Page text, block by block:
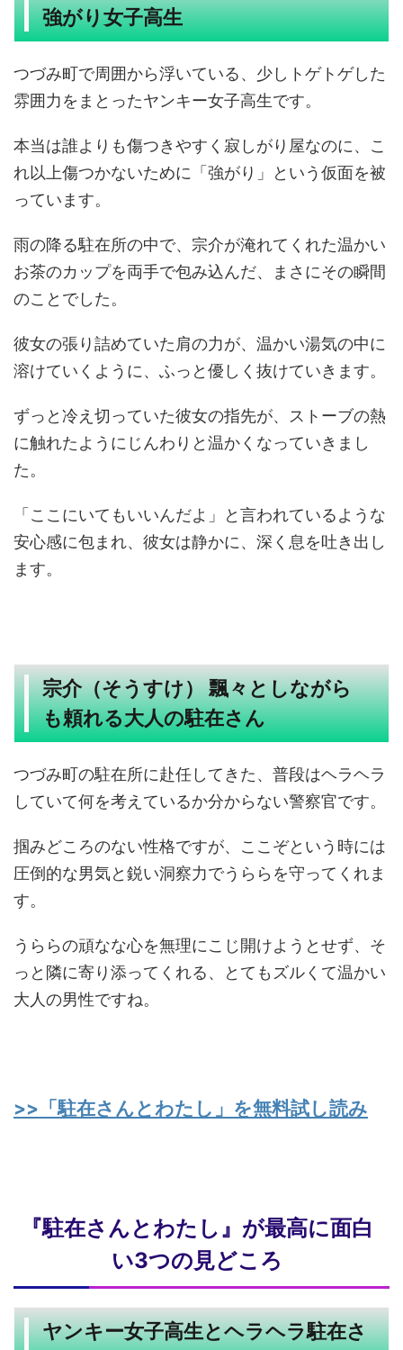
強がり女子高生
つづみ町で周囲から浮いている、少しトゲトゲした
雰囲力をまとったヤンキー女子高生です。
本当は誰よりも傷つきやすく寂しがり屋なのに、こ
れ以上傷つかないために「強がり」という仮面を被
っています。
雨の降る駐在所の中で、宗介が淹れてくれた温かい
お茶のカップを両手で包み込んだ、まさにその瞬間
のことでした。
彼女の張り詰めていた肩の力が、温かい湯気の中に
溶けていくように、ふっと優しく抜けていきます。
ずっと冷え切っていた彼女の指先が、ストーブの熱
に触れたようにじんわりと温かくなっていきまし
た。
「ここにいてもいいんだよ」と言われているような
安心感に包まれ、彼女は静かに、深く息を吐き出し
ます。
宗介（そうすけ） 飄々としながら
も頼れる大人の駐在さん
つづみ町の駐在所に赴任してきた、普段はヘラヘラ
していて何を考えているか分からない警察官です。
掴みどころのない性格ですが、ここぞという時には
圧倒的な男気と鋭い洞察力でうららを守ってくれま
す。
うららの頑なな心を無理にこじ開けようとせず、そ
っと隣に寄り添ってくれる、とてもズルくて温かい
大人の男性ですね。
>>「駐在さんとわたし」を無料試し読み
『駐在さんとわたし』が最高に面白
い3つの見どころ
ヤンキー女子高生とヘラヘラ駐在さ